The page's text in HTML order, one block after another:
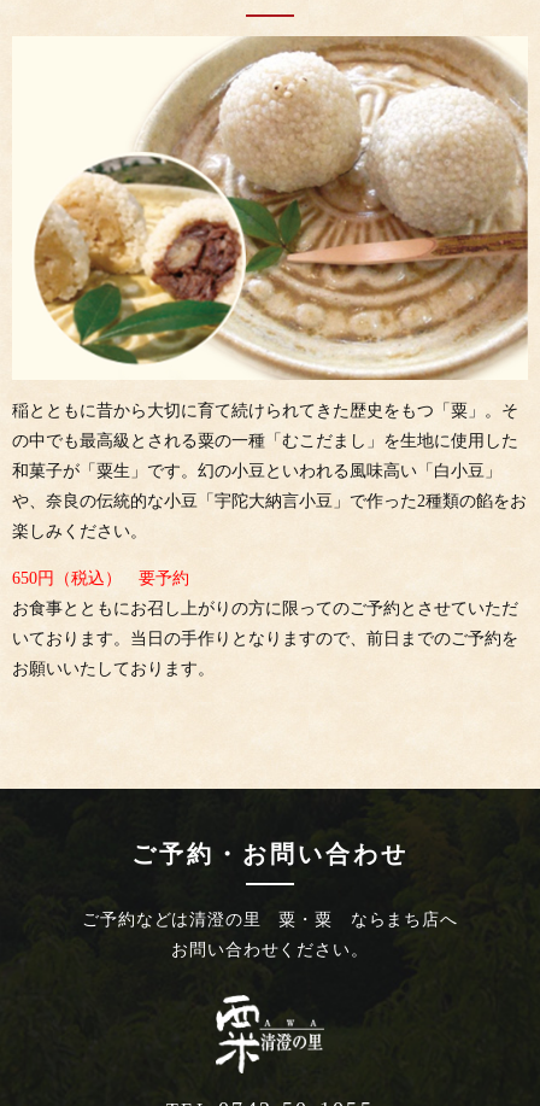
稲とともに昔から大切に育て続けられてきた歴史をもつ「粟」。そ
の中でも最高級とされる粟の一種「むこだまし」を生地に使用した
和菓子が「粟生」です。幻の小豆といわれる風味高い「白小豆」
や、奈良の伝統的な小豆「宇陀大納言小豆」で作った2種類の餡をお
楽しみください。
650円（税込） 要予約
お食事とともにお召し上がりの方に限ってのご予約とさせていただ
いております。当日の手作りとなりますので、前日までのご予約を
お願いいたしております。
ご予約・お問い合わせ
ご予約などは清澄の里 粟・粟 ならまち店へ
お問い合わせください。